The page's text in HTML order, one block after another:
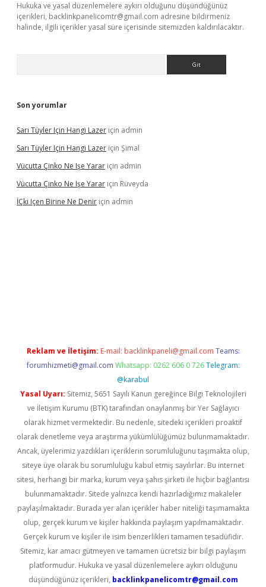
Hukuka ve yasal düzenlemelere aykırı olduğunu düşündüğünüz
içerikleri, backlinkpanelicomtr@gmail.com adresine bildirmeniz
halinde, ilgili içerikler yasal süre içerisinde sitemizden kaldırılacaktır.
Son yorumlar
Sarı Tüyler Için Hangi Lazer için admin
Sarı Tüyler Için Hangi Lazer için Şimal
Vücutta Çinko Ne Işe Yarar için admin
Vücutta Çinko Ne Işe Yarar için Rüveyda
İÇki Içen Birine Ne Denir için admin
Reklam ve İletişim: E-mail: backlinkpaneli@gmail.com Teams:
forumhizmeti@gmail.com Whatsapp: 0262 606 0 726 Telegram:
@karabul
Yasal Uyarı: Sitemiz, 5651 Sayılı Kanun gereğince Bilgi Teknolojileri
ve İletişim Kurumu (BTK) tarafından onaylanmış bir Yer Sağlayıcı
olarak hizmet vermektedir. Bu nedenle, sitedeki içerikleri proaktif
olarak denetleme veya araştırma yükümlülüğümüz bulunmamaktadır.
Ancak, üyelerimiz yazdıkları içeriklerin sorumluluğunu taşımakta olup,
siteye üye olarak bu sorumluluğu kabul etmiş sayılırlar. Bu internet
sitesi, herhangi bir marka, kurum veya şahıs şirketi ile hiçbir bağlantısı
bulunmamaktadır. Sitede yalnızca kendi hazırladığımız makaleler
paylaşılmaktadır. Burada yer alan içerikler haber niteliği taşımamakta
olup, gerçek kurum ve kişiler hakkında paylaşım yapılmamaktadır.
Gerçek kurum ve kişiler ile isim benzerlikleri tamamen tesadüfidir.
Sitemiz, kar amacı gütmeyen ve tamamen ücretsiz bir bilgi paylaşım
platformudur. Hukuka ve yasal düzenlemelere aykırı olduğunu
düşündüğünüz içerikleri, backlinkpanelicomtr@gmail.com